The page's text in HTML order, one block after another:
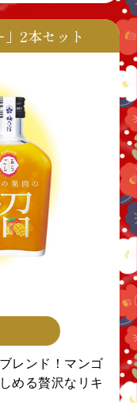
2本セット
レンド！マンゴ
める贅沢なリキ